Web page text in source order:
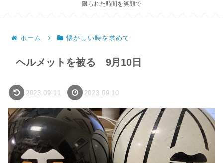
限られた時間を笑顔で
ホーム 懐かしい時を求めて
ヘルメットを被る 9月10日
2023.09.11 2023.09.10